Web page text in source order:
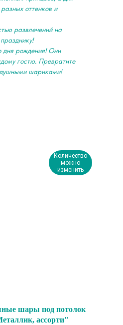
оттенков и
развлечений на
дня рождения! Они
гостю. Превратите
шариками!
Количество
можно
изменить
шары под потолок
ассорти"